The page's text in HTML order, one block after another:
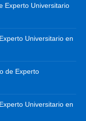
Experto Universitario
Universitario en
de Experto
Universitario en